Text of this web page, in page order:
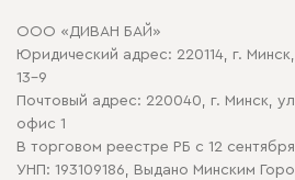
Политика конфиденциальности
Политика в отношении обработки
ООО «ДИВАН БАЙ»
Юридический адрес: 220114, г.
13-9
Почтовый адрес: 220040, г. Минск,
офис 1
В торговом реестре РБ с 12
УНП: 193109186, Выдано Минским